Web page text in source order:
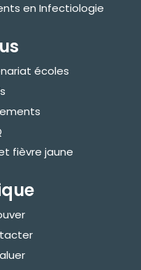
en Infectiologie
écoles
fièvre jaune